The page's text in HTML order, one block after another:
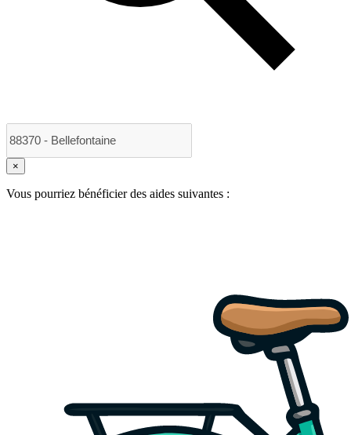
×
Vous pourriez bénéficier des aides suivantes :